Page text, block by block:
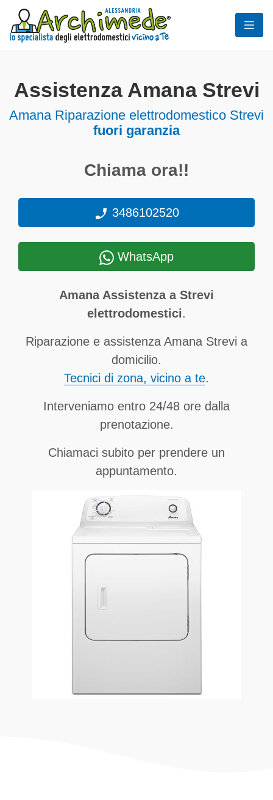
Assistenza Amana Strevi
Amana Riparazione elettrodomestico Strevi
fuori garanzia
Chiama ora!!
3486102520
WhatsApp
Amana Assistenza a Strevi
elettrodomestici.
Riparazione e assistenza Amana Strevi a
domicilio.
Tecnici di zona, vicino a te.
Interveniamo entro 24/48 ore dalla
prenotazione.
Chiamaci subito per prendere un
appuntamento.